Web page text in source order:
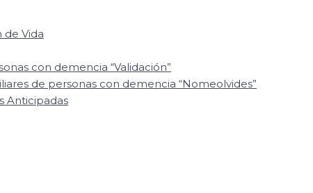
de Vida
con demencia “Validación”
de personas con demencia “Nomeolvides”
Anticipadas